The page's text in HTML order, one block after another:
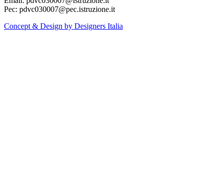
Pec: pdvc030007@pec.istruzione.it
Concept & Design by Designers Italia